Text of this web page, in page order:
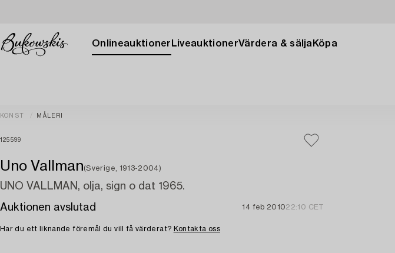
Onlineauktioner LiveauktionerVärdera & sälja Köpa
KONST MÅLERI
125599
Uno Vallman(Sverige, 1913-2004)
UNO VALLMAN, olja, sign o dat 1965.
Auktionen avslutad
14 feb 201022:10 CET
Har du ett liknande föremål du vill få värderat? Kontakta oss